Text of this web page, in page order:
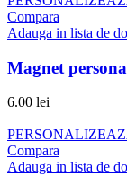
Compara
Adauga in lista de
Magnet
6.00 lei
Compara
Adauga in lista de